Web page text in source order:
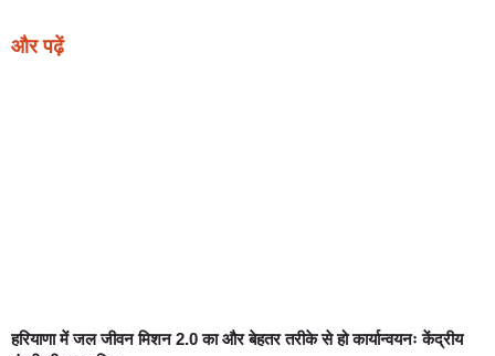
और पढ़ें
हरियाणा में जल जीवन मिशन 2.0 का और बेहतर तरीके से हो कार्यान्वयनः केंद्रीय